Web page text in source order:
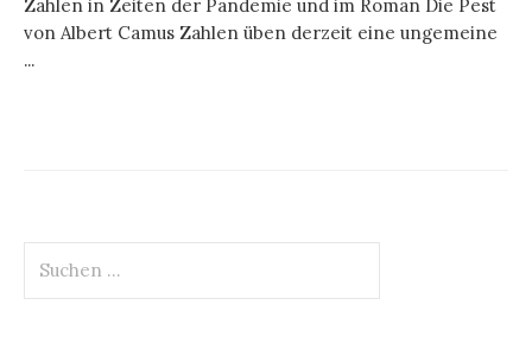
Zahlen in Zeiten der Pandemie und im Roman Die Pest
von Albert Camus Zahlen üben derzeit eine ungemeine
...
nach: